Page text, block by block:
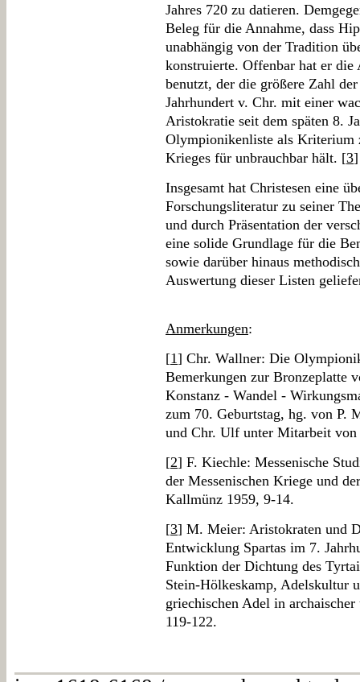
Jahres 720 zu datieren.
Beleg für die Annahme, dass
unabhängig von der Tradition
konstruierte. Offenbar hat er
benutzt, der die größere Zahl
Jahrhundert v. Chr. mit einer
Aristokratie seit dem späten 8.
Olympionikenliste als Kriterium
Krieges für unbrauchbar hält. [3]
Insgesamt hat Christesen eine
Forschungsliteratur zu seiner
und durch Präsentation der
eine solide Grundlage für die
sowie darüber hinaus
Auswertung dieser Listen
Anmerkungen:
[1] Chr. Wallner: Die
Bemerkungen zur Bronzeplatte
Konstanz - Wandel -
zum 70. Geburtstag, hg. von P.
und Chr. Ulf unter Mitarbeit
[2] F. Kiechle: Messenische
der Messenischen Kriege und
Kallmünz 1959, 9-14.
[3] M. Meier: Aristokraten und
Entwicklung Spartas im 7.
Funktion der Dichtung des
Stein-Hölkeskamp, Adelskultur
griechischen Adel in
119-122.